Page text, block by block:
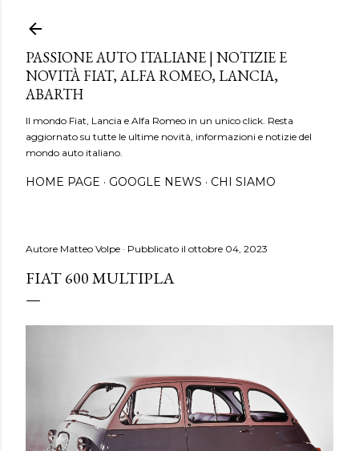
PASSIONE AUTO ITALIANE | NOTIZIE E
NOVITÀ FIAT, ALFA ROMEO, LANCIA,
ABARTH
Il mondo Fiat, Lancia e Alfa Romeo in un unico click. Resta
aggiornato su tutte le ultime novità, informazioni e notizie del
mondo auto italiano.
HOME PAGE GOOGLE NEWS CHI SIAMO
Autore Matteo Volpe Pubblicato il ottobre 04, 2023
FIAT 600 MULTIPLA